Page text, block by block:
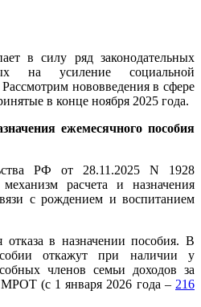
в силу ряд законодательных
на усиление социальной
нововведения в сфере
в конце ноября 2025 года.
ежемесячного пособия
РФ от 28.11.2025 N 1928
расчета и назначения
с рождением и воспитанием
в назначении пособия. В
откажут при наличии у
членов семьи доходов за
(с 1 января 2026 года – 216